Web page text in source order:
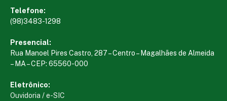
Telefone:
(98)3483-1298
Presencial:
Rua Manoel Pires Castro, 287 – Centro – Magalhães de Almeida
– MA – CEP: 65560-000
Eletrônico:
Ouvidoria /e-SIC